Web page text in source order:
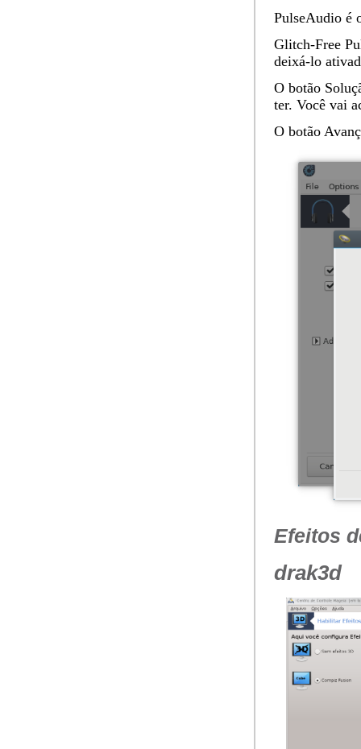
PulseAudio é
Glitch-Free
deixá-lo
O botão
ter. Você vai
O botão
Efeitos
drak3d